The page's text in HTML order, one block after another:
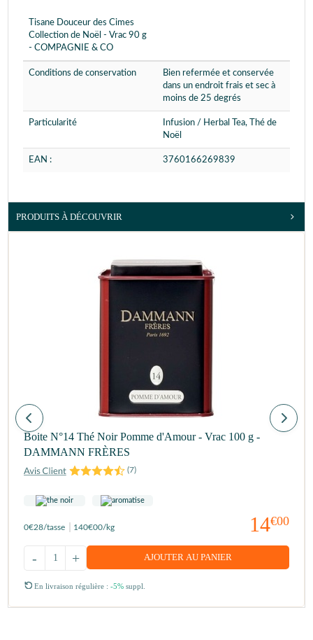
Tisane Douceur des Cimes
Collection de Noël - Vrac 90 g
- COMPAGNIE & CO
Conditions de conservation
Bien refermée et conservée
dans un endroit frais et sec à
moins de 25 degrés
Particularité
Infusion / Herbal Tea, Thé de
Noël
EAN : 3760166269839
PRODUITS À DÉCOUVRIR
Boite N°14 Thé Noir Pomme d'Amour - Vrac 100 g -
DAMMANN FRÈRES
(7)
14€00
0€28/tasse 140€00/kg
+
- AJOUTER AU PANIER
En livraison régulière : -5% suppl.